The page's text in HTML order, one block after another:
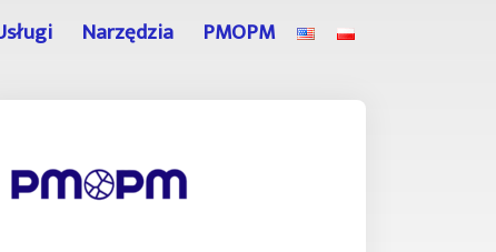
Narzędzia PMOPM